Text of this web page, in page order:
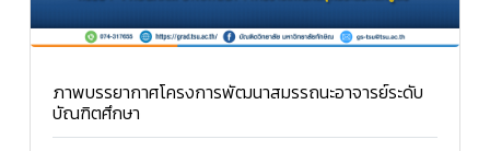
ภาพบรรยากาศโครงการพัฒนาสมรรถนะอาจารย์ระดับ
บัณฑิตศึกษา